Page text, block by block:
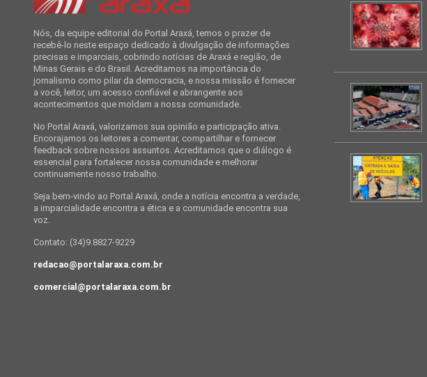
Nós, da equipe editorial do Portal Araxá, temos o prazer de
recebê-lo neste espaço dedicado à divulgação de informações
precisas e imparciais, cobrindo notícias de Araxá e região, de
Minas Gerais e do Brasil. Acreditamos na importância do
jornalismo como pilar da democracia, e nossa missão é fornecer
a você, leitor, um acesso confiável e abrangente aos
acontecimentos que moldam a nossa comunidade.
No Portal Araxá, valorizamos sua opinião e participação ativa.
Encorajamos os leitores a comentar, compartilhar e fornecer
feedback sobre nossos assuntos. Acreditamos que o diálogo é
essencial para fortalecer nossa comunidade e melhorar
continuamente nosso trabalho.
Seja bem-vindo ao Portal Araxá, onde a notícia encontra a verdade,
a imparcialidade encontra a ética e a comunidade encontra sua
voz.
Contato: (34)9.8827-9229
redacao@portalaraxa.com.br
comercial@portalaraxa.com.br